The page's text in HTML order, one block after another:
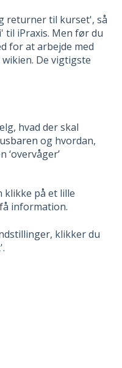
returner til kurset', så
iPraxis. Men før du
for at arbejde med
De vigtigste
hvad der skal
og hvordan,
‘overvåger’
klikke på et lille
information.
klikker du